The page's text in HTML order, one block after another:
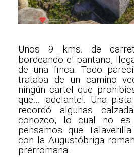
Unos 9 kms. de
bordeando el pantano,
de una finca. Todo
trataba de un camino
ningún cartel que
que… ¡adelante!. Una
recordó algunas
conozco, lo cual no es
pensamos que
con la Augustóbriga
prerromana.